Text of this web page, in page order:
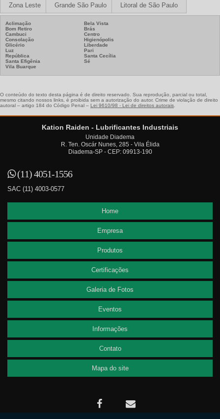
Zona Leste Grande São Paulo Litoral de São Paulo
Aclimação
Bela Vista
Bom Retiro
Brás
Cambuci
Centro
Consolação
Higienópolis
Glicério
Liberdade
Luz
Pari
República
Santa Cecília
Santa Efigênia
Sé
Vila Buarque
O conteúdo do texto desta página é de direito reservado. Sua reprodução, parcial ou total,
mesmo citando nossos links, é proibida sem a autorização do autor. Crime de violação de direito
autoral – artigo 184 do Código Penal – Lei 9610/98 - Lei de direitos autorais
Kation Raiden - Lubrificantes Industriais
Unidade Diadema
R. Ten. Oscár Nunes, 285 - Vila Élida
Diadema-SP - CEP: 09913-190
(11) 4051-1556
SAC (11) 4003-0577
Home
Empresa
Produtos
Certificações
Galeria de Fotos
Eventos
Informações
Contato
Mapa do site